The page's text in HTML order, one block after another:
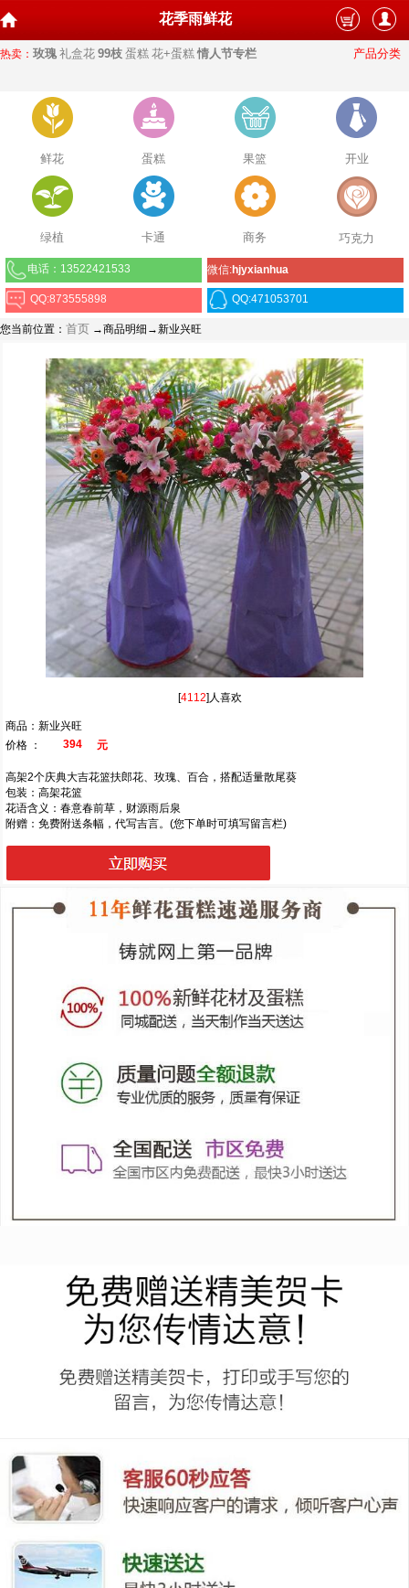
花季雨鲜花
热卖： 玫瑰 礼盒花 99枝 蛋糕 花+蛋糕 情人节专栏 产品分类
鲜花 蛋糕 果篮 开业
绿植 卡通 商务 巧克力
电话：13522421533 微信:hjyxianhua
QQ:873555898 QQ:471053701
您当前位置： 首页 →商品明细→新业兴旺
[4112]人喜欢
商品：新业兴旺
价格 ：
394 元
高架2个庆典大吉花篮扶郎花、玫瑰、百合，搭配适量散尾葵
包装：高架花篮
花语含义：春意春前草，财源雨后泉
附赠：免费附送条幅，代写吉言。(您下单时可填写留言栏)